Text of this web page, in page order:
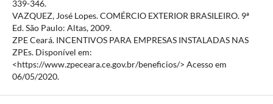
339-346.
VAZQUEZ, José Lopes. COMÉRCIO EXTERIOR BRASILEIRO. 9ª
Ed. São Paulo: Altas, 2009.
ZPE Ceará. INCENTIVOS PARA EMPRESAS INSTALADAS NAS
ZPEs. Disponível em:
<https://www.zpeceara.ce.gov.br/beneficios/> Acesso em
06/05/2020.